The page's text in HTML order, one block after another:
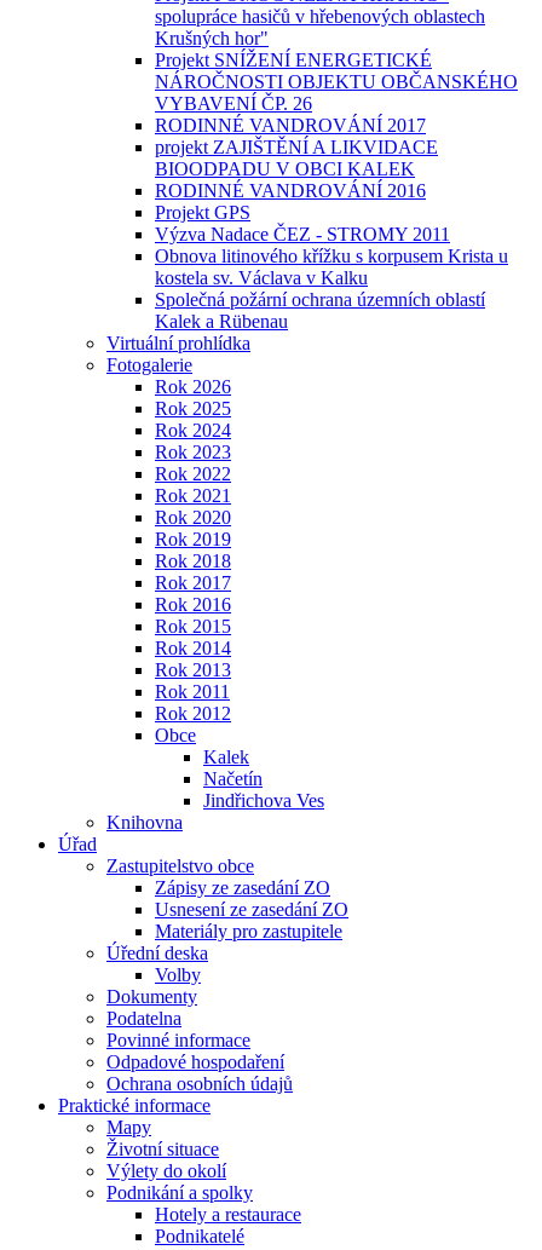
spolupráce hasičů v hřebenových oblastech
Krušných hor"
Projekt SNÍŽENÍ ENERGETICKÉ
NÁROČNOSTI OBJEKTU OBČANSKÉHO
VYBAVENÍ ČP. 26
RODINNÉ VANDROVÁNÍ 2017
projekt ZAJIŠTĚNÍ A LIKVIDACE
BIOODPADU V OBCI KALEK
RODINNÉ VANDROVÁNÍ 2016
Projekt GPS
Výzva Nadace ČEZ - STROMY 2011
Obnova litinového křížku s korpusem Krista u
kostela sv. Václava v Kalku
Společná požární ochrana územních oblastí
Kalek a Rübenau
Virtuální prohlídka
Fotogalerie
Rok 2026
Rok 2025
Rok 2024
Rok 2023
Rok 2022
Rok 2021
Rok 2020
Rok 2019
Rok 2018
Rok 2017
Rok 2016
Rok 2015
Rok 2014
Rok 2013
Rok 2011
Rok 2012
Obce
Kalek
Načetín
Jindřichova Ves
Knihovna
Úřad
Zastupitelstvo obce
Zápisy ze zasedání ZO
Usnesení ze zasedání ZO
Materiály pro zastupitele
Úřední deska
Volby
Dokumenty
Podatelna
Povinné informace
Odpadové hospodaření
Ochrana osobních údajů
Praktické informace
Mapy
Životní situace
Výlety do okolí
Podnikání a spolky
Hotely a restaurace
Podnikatelé